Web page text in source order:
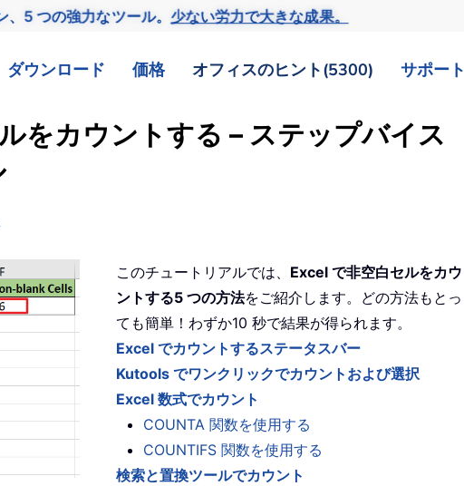
5 つの強力なツール。 少ない労力で大きな成果。
ダウンロード 価格 オフィスのヒント(5300) サポート
をカウントする – ステップバイス
このチュートリアルでは、 Excel で非空白セルをカウ
ントする5 つの方法をご紹介します。どの方法もとっ
ても簡単！わずか10 秒で結果が得られます。
Excel でカウントするステータスバー
Kutools でワンクリックでカウントおよび選択
Excel 数式でカウント
COUNTA 関数を使用する
COUNTIFS 関数を使用する
検索と置換ツールでカウント